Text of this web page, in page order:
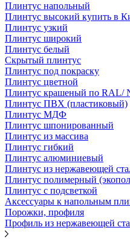
Плинтус напольный
Плинтус высокий купить в
Плинтус узкий
Плинтус широкий
Плинтус белый
Скрытый плинтус
Плинтус под покраску
Плинтус цветной
Плинтус крашеный по RAL/
Плинтус ПВХ (пластиковый)
Плинтус МДФ
Плинтус шпонированный
Плинтус из массива
Плинтус гибкий
Плинтус алюминиевый
Плинтус из нержавеющей
Плинтус полимерный
Плинтус с подсветкой
Аксессуары к напольным
Порожки, профиля
Профиль из нержавеющей